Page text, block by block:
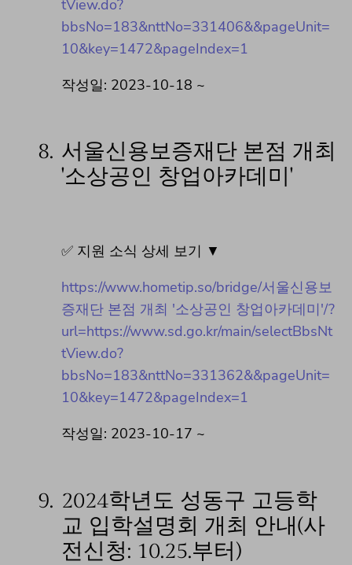
tView.do?
bbsNo=183&nttNo=331406&&pageUnit=
10&key=1472&pageIndex=1
작성일: 2023-10-18 ~
8. 서울신용보증재단 본점 개최
'소상공인 창업아카데미'
✅ 지원 소식 상세 보기 ▼
https://www.hometip.so/bridge/서울신용보
증재단 본점 개최 '소상공인 창업아카데미'/?
url=https://www.sd.go.kr/main/selectBbsNt
tView.do?
bbsNo=183&nttNo=331362&&pageUnit=
10&key=1472&pageIndex=1
작성일: 2023-10-17 ~
9. 2024학년도 성동구 고등학
교 입학설명회 개최 안내(사
전신청: 10.25.부터)